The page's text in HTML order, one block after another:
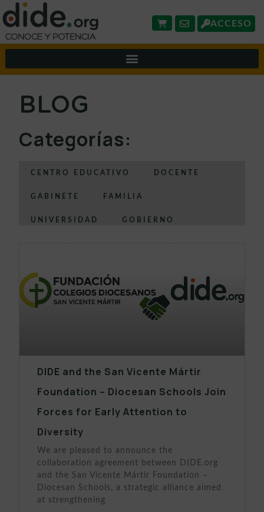
ACCESO
BLOG
Categorías:
CENTRO EDUCATIVO DOCENTE
GABINETE FAMILIA
UNIVERSIDAD GOBIERNO
DIDE and the San Vicente Mártir
Foundation – Diocesan Schools Join
Forces for Early Attention to
Diversity
We are pleased to announce the
collaboration agreement between DIDE.org
and the San Vicente Mártir Foundation –
Diocesan Schools, a strategic alliance aimed
at strengthening